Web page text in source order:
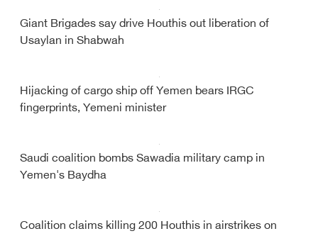
Giant Brigades say drive Houthis out liberation of
Usaylan in Shabwah
Hijacking of cargo ship off Yemen bears IRGC
fingerprints, Yemeni minister
Saudi coalition bombs Sawadia military camp in
Yemen's Baydha
Coalition claims killing 200 Houthis in airstrikes on